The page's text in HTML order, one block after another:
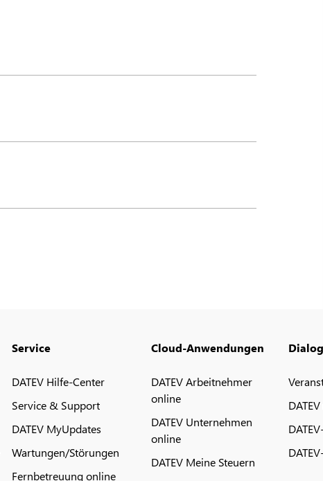
Service
DATEV Hilfe-Center
Service & Support
DATEV MyUpdates
Wartungen/Störungen
Fernbetreuung online
Cloud-Anwendungen
DATEV Arbeitnehmer
online
DATEV Unternehmen
online
DATEV Meine Steuern